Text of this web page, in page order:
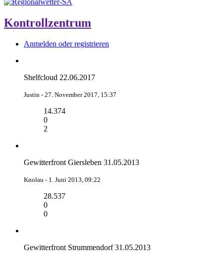
Kontrollzentrum
Anmelden oder registrieren
Shelfcloud 22.06.2017
Justin - 27. November 2017, 15:37
14.374
0
2
Gewitterfront Giersleben 31.05.2013
Knolau - 1. Juni 2013, 09:22
28.537
0
0
Gewitterfront Strummendorf 31.05.2013